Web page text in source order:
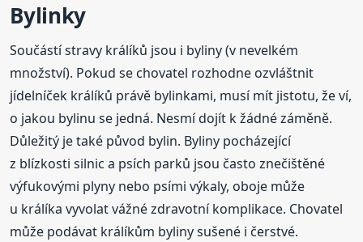
Bylinky
Součástí stravy králíků jsou i byliny (v nevelkém
množství). Pokud se chovatel rozhodne ozvláštnit
jídelníček králíků právě bylinkami, musí mít jistotu, že ví,
o jakou bylinu se jedná. Nesmí dojít k žádné záměně.
Důležitý je také původ bylin. Byliny pocházející
z blízkosti silnic a psích parků jsou často znečištěné
výfukovými plyny nebo psími výkaly, oboje může
u králíka vyvolat vážné zdravotní komplikace. Chovatel
může podávat králíkům byliny sušené i čerstvé.